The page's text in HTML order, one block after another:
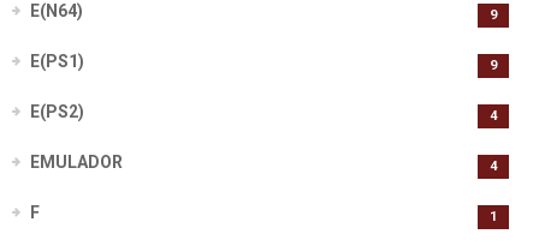
E(N64) 9
E(PS1) 9
E(PS2) 4
EMULADOR 4
F 1